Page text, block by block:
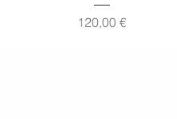
Precio
120,00 €